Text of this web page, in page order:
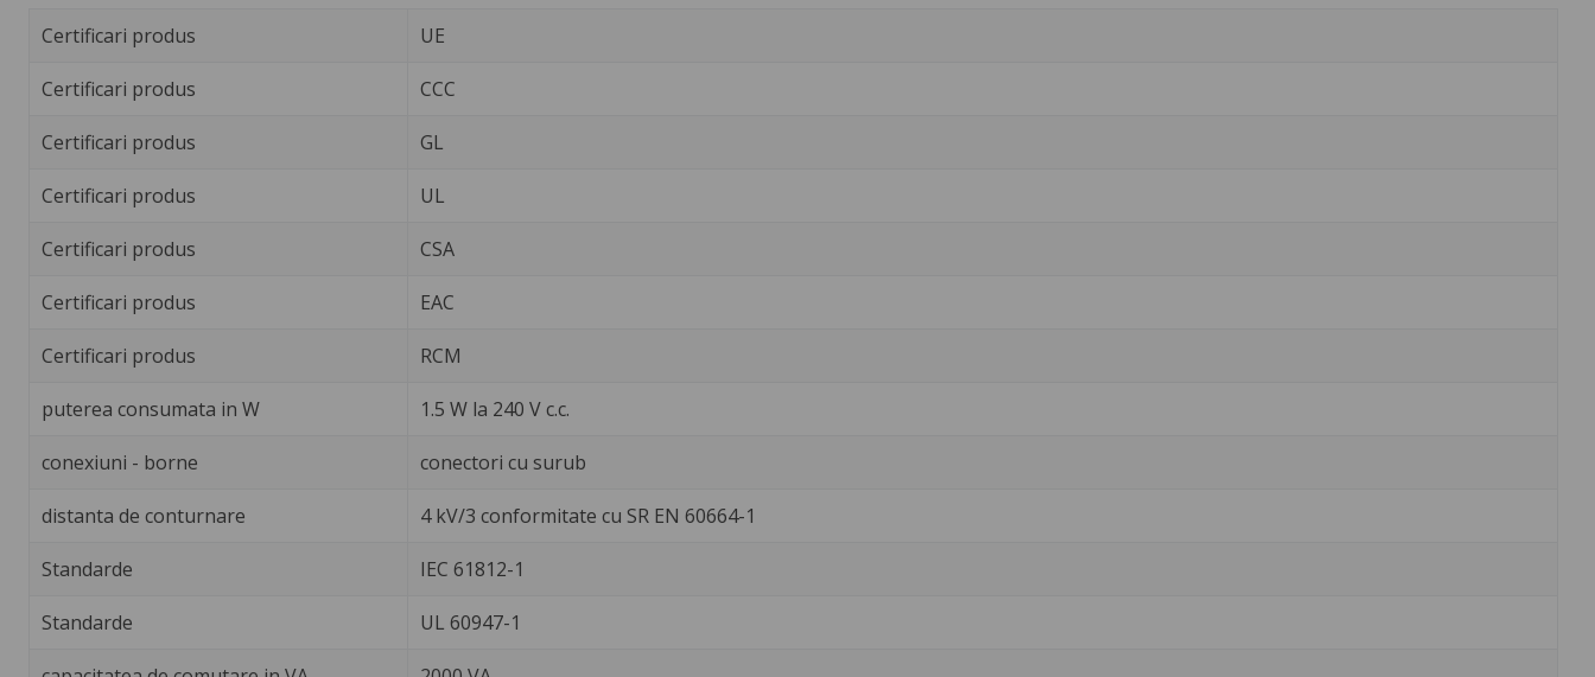
Certificari produs UE
Certificari produs CCC
Certificari produs GL
Certificari produs UL
Certificari produs CSA
Certificari produs EAC
Certificari produs RCM
puterea consumata in W 1.5 W la 240 V c.c.
conexiuni - borne conectori cu surub
distanta de conturnare 4 kV/3 conformitate cu SR EN 60664-1
Standarde IEC 61812-1
Standarde UL 60947-1